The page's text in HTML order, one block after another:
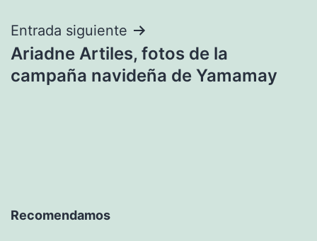
Entrada siguiente
Ariadne Artiles, fotos de la
campaña navideña de Yamamay
Recomendamos